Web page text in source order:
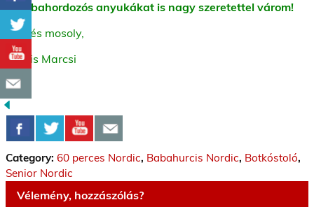
A babahordozós anyukákat is nagy szeretettel várom!
Üdv és mosoly,
Kocsis Marcsi
Category: 60 perces Nordic, Babahurcis Nordic, Botkóstoló,
Senior Nordic
Vélemény, hozzászólás?